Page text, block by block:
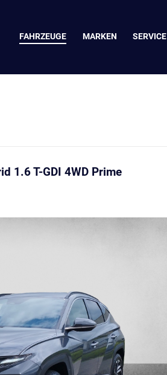
FAHRZEUGE MARKEN SERVICE
1.6 T-GDI 4WD Prime